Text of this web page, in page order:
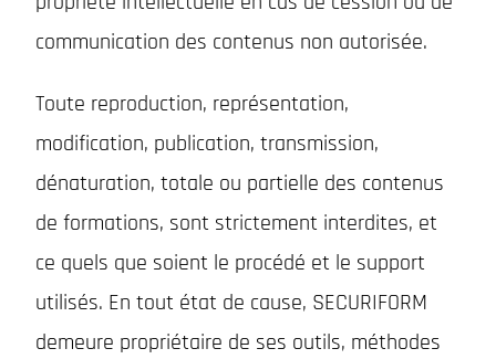
communication des contenus non autorisée.
Toute reproduction, représentation,
modification, publication, transmission,
dénaturation, totale ou partielle des contenus
de formations, sont strictement interdites, et
ce quels que soient le procédé et le support
utilisés. En tout état de cause, SECURIFORM
demeure propriétaire de ses outils, méthodes